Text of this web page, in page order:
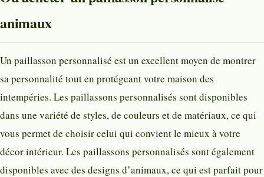
animaux
​​​​Un paillasson personnalisé est un excellent moyen de montrer
sa personnalité tout en protégeant votre maison des
intempéries. Les paillassons personnalisés sont disponibles
dans une variété de styles, de couleurs et de matériaux, ce qui
vous permet de choisir celui qui convient le mieux à votre
décor intérieur. Les paillassons personnalisés sont également
disponibles avec des designs d’animaux, ce qui est parfait pour